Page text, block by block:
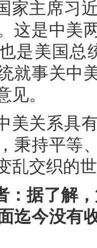
家主席习
这是中美
是美国总
就事关中
见。
美关系具
秉持平等
乱交织的
：据了解
迄今没有